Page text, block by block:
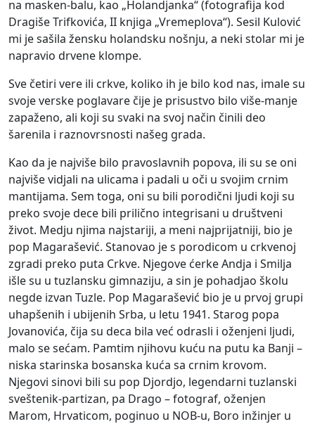
na masken-balu, kao „Holandjanka“ (fotografija kod
Dragiše Trifkovića, II knjiga „Vremeplova“). Sesil Kulović
mi je sašila žensku holandsku nošnju, a neki stolar mi je
napravio drvene klompe.
Sve četiri vere ili crkve, koliko ih je bilo kod nas, imale su
svoje verske poglavare čije je prisustvo bilo više-manje
zapaženo, ali koji su svaki na svoj način činili deo
šarenila i raznovrsnosti našeg grada.
Kao da je najviše bilo pravoslavnih popova, ili su se oni
najviše vidjali na ulicama i padali u oči u svojim crnim
mantijama. Sem toga, oni su bili porodični ljudi koji su
preko svoje dece bili prilično integrisani u društveni
život. Medju njima najstariji, a meni najprijatniji, bio je
pop Magarašević. Stanovao je s porodicom u crkvenoj
zgradi preko puta Crkve. Njegove ćerke Andja i Smilja
išle su u tuzlansku gimnaziju, a sin je pohadjao školu
negde izvan Tuzle. Pop Magarašević bio je u prvoj grupi
uhapšenih i ubijenih Srba, u letu 1941. Starog popa
Jovanovića, čija su deca bila već odrasli i oženjeni ljudi,
malo se sećam. Pamtim njihovu kuću na putu ka Banji –
niska starinska bosanska kuća sa crnim krovom.
Njegovi sinovi bili su pop Djordjo, legendarni tuzlanski
sveštenik-partizan, pa Drago – fotograf, oženjen
Marom, Hrvaticom, poginuo u NOB-u, Boro inžinjer u